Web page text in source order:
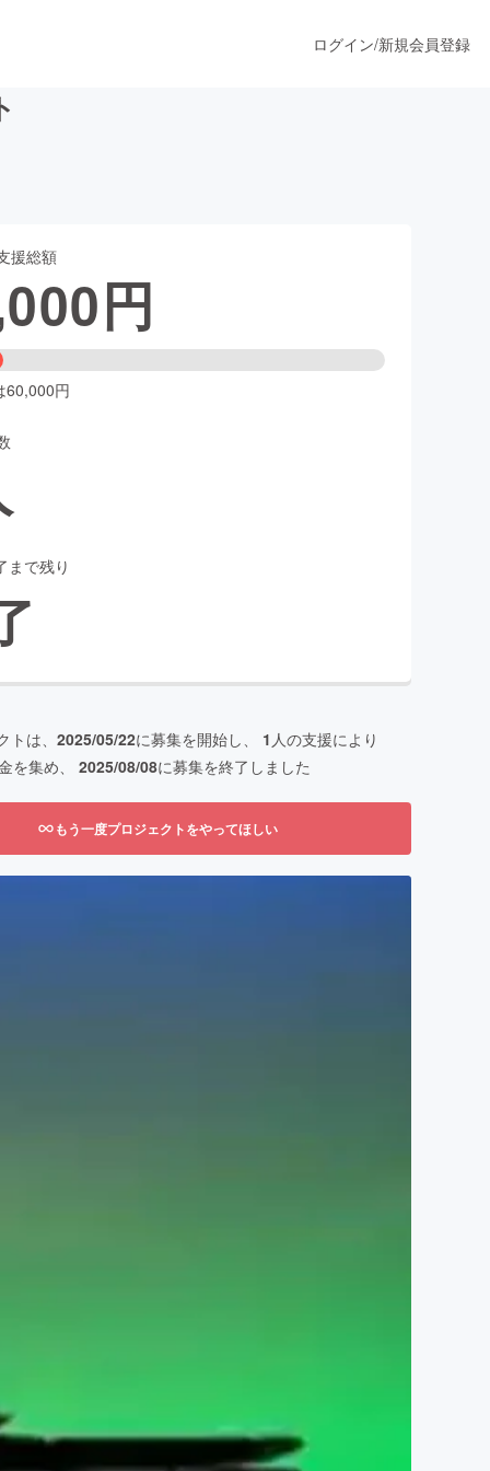
ファッション
ログイン/新規会員登録
援総額
円
60,000円
まで残り
は、 2025/05/22に募集を開始し、 1 人の支援により
を集め、 2025/08/08に募集を終了しました
もう一度プロジェクトをやってほしい